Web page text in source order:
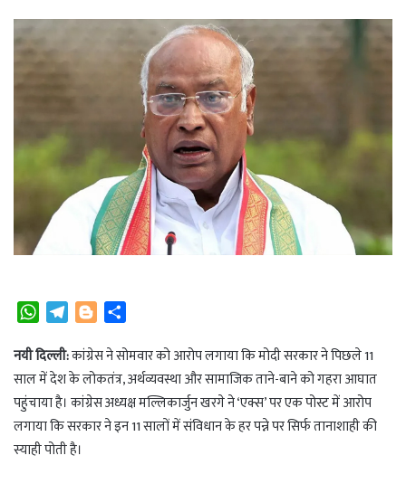
W
a
t
s
A
p
l
e
g
r
a
m
o
g
g
e
a
r
e
नयी दिल्ली:कांग्रेस ने सोमवार को आरोप लगाया कि मोदी सरकार ने पिछले 11
साल में देश के लोकतंत्र, अर्थव्यवस्था और सामाजिक ताने-बाने को गहरा आघात
पहुंचाया है। कांग्रेस अध्यक्ष मल्लिकार्जुन खरगे ने ‘एक्स’ पर एक पोस्ट में आरोप
लगाया कि सरकार ने इन 11 सालों में संविधान के हर पन्ने पर सिर्फ तानाशाही की
स्याही पोती है।